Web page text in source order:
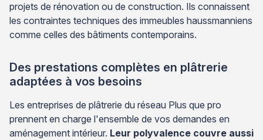
projets de rénovation ou de construction. Ils connaissent
les contraintes techniques des immeubles haussmanniens
comme celles des bâtiments contemporains.
Des prestations complètes en plâtrerie
adaptées à vos besoins
Les entreprises de plâtrerie du réseau Plus que pro
prennent en charge l'ensemble de vos demandes en
aménagement intérieur. Leur polyvalence couvre aussi